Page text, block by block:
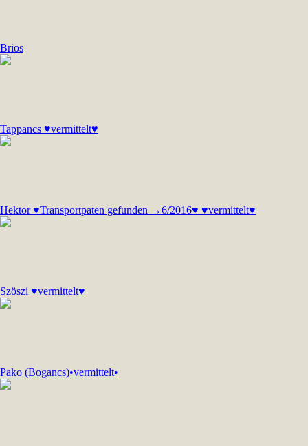
Brios
Tappancs ♥vermittelt♥
Hektor ♥Transportpaten gefunden →6/2016♥ ♥vermittelt♥
Szöszi ♥vermittelt♥
Pako (Bogancs)•vermittelt•